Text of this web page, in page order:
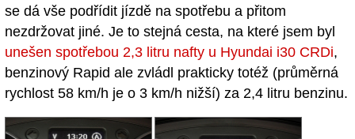
se dá vše podřídit jízdě na spotřebu a přitom
nezdržovat jiné. Je to stejná cesta, na které jsem byl
unešen spotřebou 2,3 litru nafty u Hyundai i30 CRDi,
benzinový Rapid ale zvládl prakticky totéž (průměrná
rychlost 58 km/h je o 3 km/h nižší) za 2,4 litru benzinu.